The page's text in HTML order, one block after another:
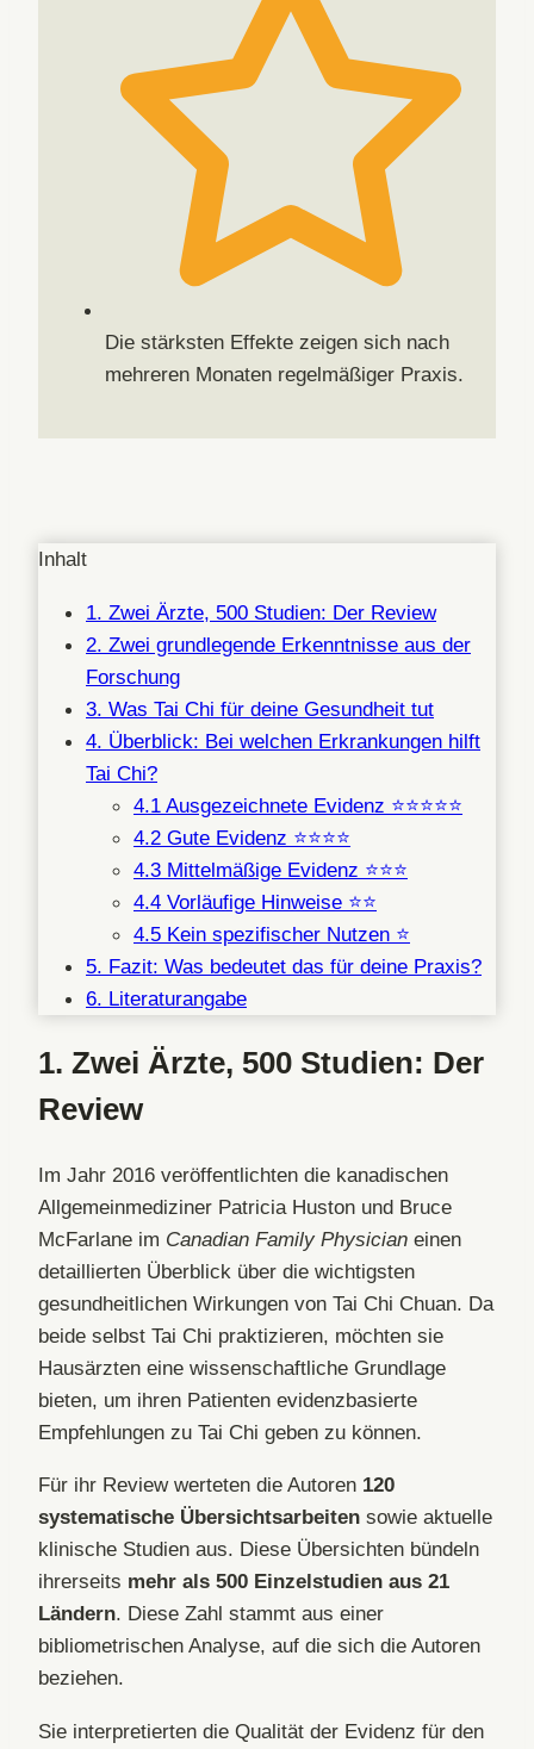
Die stärksten Effekte zeigen sich nach
mehreren Monaten regelmäßiger Praxis.
Inhalt
1. Zwei Ärzte, 500 Studien: Der Review
2. Zwei grundlegende Erkenntnisse aus der
Forschung
3. Was Tai Chi für deine Gesundheit tut
4. Überblick: Bei welchen Erkrankungen hilft
Tai Chi?
4.1 Ausgezeichnete Evidenz ⭐⭐⭐⭐⭐
4.2 Gute Evidenz ⭐⭐⭐⭐
4.3 Mittelmäßige Evidenz ⭐⭐⭐
4.4 Vorläufige Hinweise ⭐⭐
4.5 Kein spezifischer Nutzen ⭐
5. Fazit: Was bedeutet das für deine Praxis?
6. Literaturangabe
1. Zwei Ärzte, 500 Studien: Der
Review
Im Jahr 2016 veröffentlichten die kanadischen
Allgemeinmediziner Patricia Huston und Bruce
McFarlane im Canadian Family Physician einen
detaillierten Überblick über die wichtigsten
gesundheitlichen Wirkungen von Tai Chi Chuan. Da
beide selbst Tai Chi praktizieren, möchten sie
Hausärzten eine wissenschaftliche Grundlage
bieten, um ihren Patienten evidenzbasierte
Empfehlungen zu Tai Chi geben zu können.
Für ihr Review werteten die Autoren 120
systematische Übersichtsarbeiten sowie aktuelle
klinische Studien aus. Diese Übersichten bündeln
ihrerseits mehr als 500 Einzelstudien aus 21
Ländern. Diese Zahl stammt aus einer
bibliometrischen Analyse, auf die sich die Autoren
beziehen.
Sie interpretierten die Qualität der Evidenz für den